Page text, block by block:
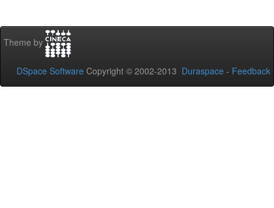
Theme by
DSpace Software Copyright © 2002-2013 Duraspace - Feedback